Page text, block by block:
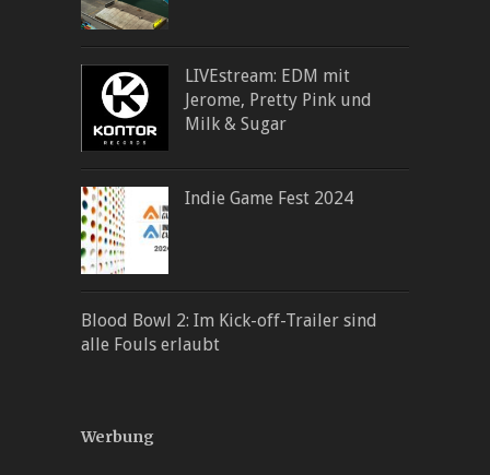
LIVEstream: EDM mit
Jerome, Pretty Pink und
Milk & Sugar
Indie Game Fest 2024
Blood Bowl 2: Im Kick-off-Trailer sind
alle Fouls erlaubt
Werbung